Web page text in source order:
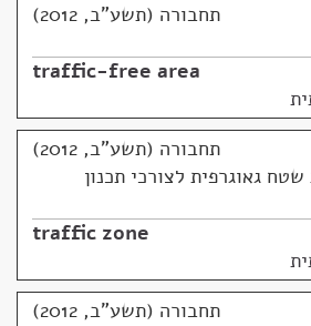
תחבורה (תשע"ב, 2012)
traffic-free area
תחבורה (תשע"ב, 2012)
שטח גאוגרפית לצורכי תכנון
traffic zone
תחבורה (תשע"ב, 2012)